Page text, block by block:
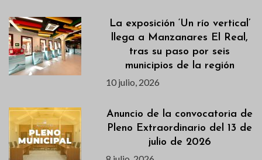
La exposición ‘Un río vertical’
llega a Manzanares El Real,
tras su paso por seis
municipios de la región
10 julio, 2026
Anuncio de la convocatoria de
Pleno Extraordinario del 13 de
julio de 2026